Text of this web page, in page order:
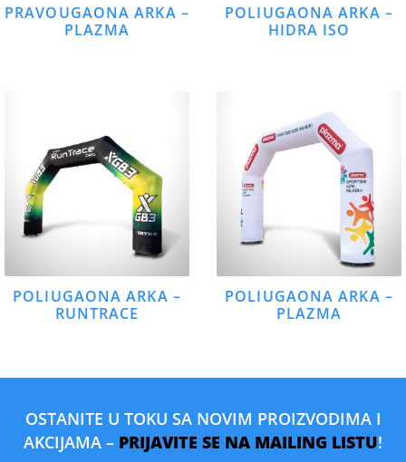
PRAVOUGAONA ARKA –
PLAZMA
POLIUGAONA ARKA –
HIDRA ISO
POLIUGAONA ARKA –
RUNTRACE
POLIUGAONA ARKA –
PLAZMA
OSTANITE U TOKU SA NOVIM PROIZVODIMA I
AKCIJAMA – PRIJAVITE SE NA MAILING LISTU!